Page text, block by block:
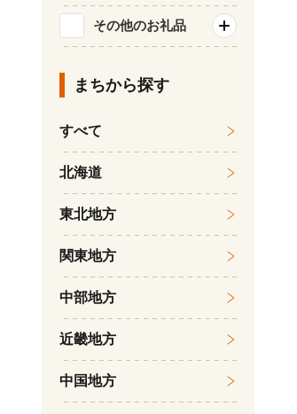
その他のお礼品
まちから探す
すべて
北海道
東北地方
関東地方
中部地方
近畿地方
中国地方